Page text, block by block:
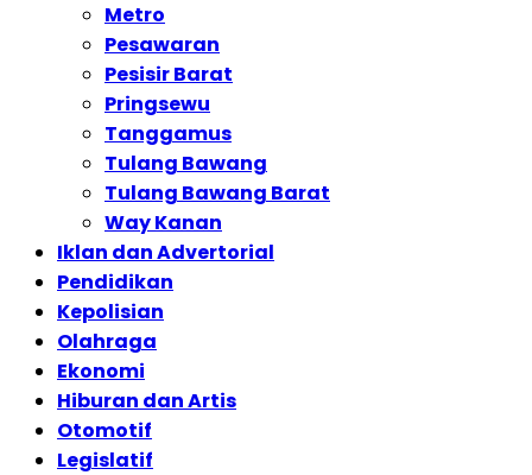
Metro
Pesawaran
Pesisir Barat
Pringsewu
Tanggamus
Tulang Bawang
Tulang Bawang Barat
Way Kanan
Iklan dan Advertorial
Pendidikan
Kepolisian
Olahraga
Ekonomi
Hiburan dan Artis
Otomotif
Legislatif